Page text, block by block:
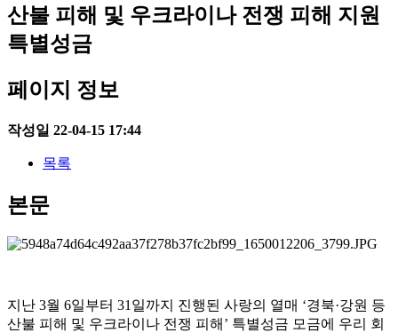
산불 피해 및 우크라이나 전쟁 피해 지원
특별성금
페이지 정보
작성일 22-04-15 17:44
목록
본문
지난 3월 6일부터 31일까지 진행된 사랑의 열매 ‘경북·강원 등
산불 피해 및 우크라이나 전쟁 피해 ’ 특별성금 모금에 우리 회